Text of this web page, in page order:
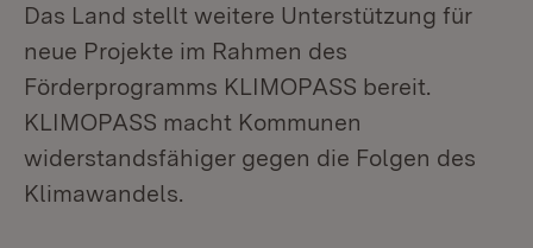
Das Land stellt weitere Unterstützung für
neue Projekte im Rahmen des
Förderprogramms KLIMOPASS bereit.
KLIMOPASS macht Kommunen
widerstandsfähiger gegen die Folgen des
Klimawandels.